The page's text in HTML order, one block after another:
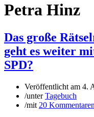
Petra Hinz
Das große
geht es weiter
SPD?
Veröffentlicht am 4.
/unterTagebuch
/mit 20 Kommentaren